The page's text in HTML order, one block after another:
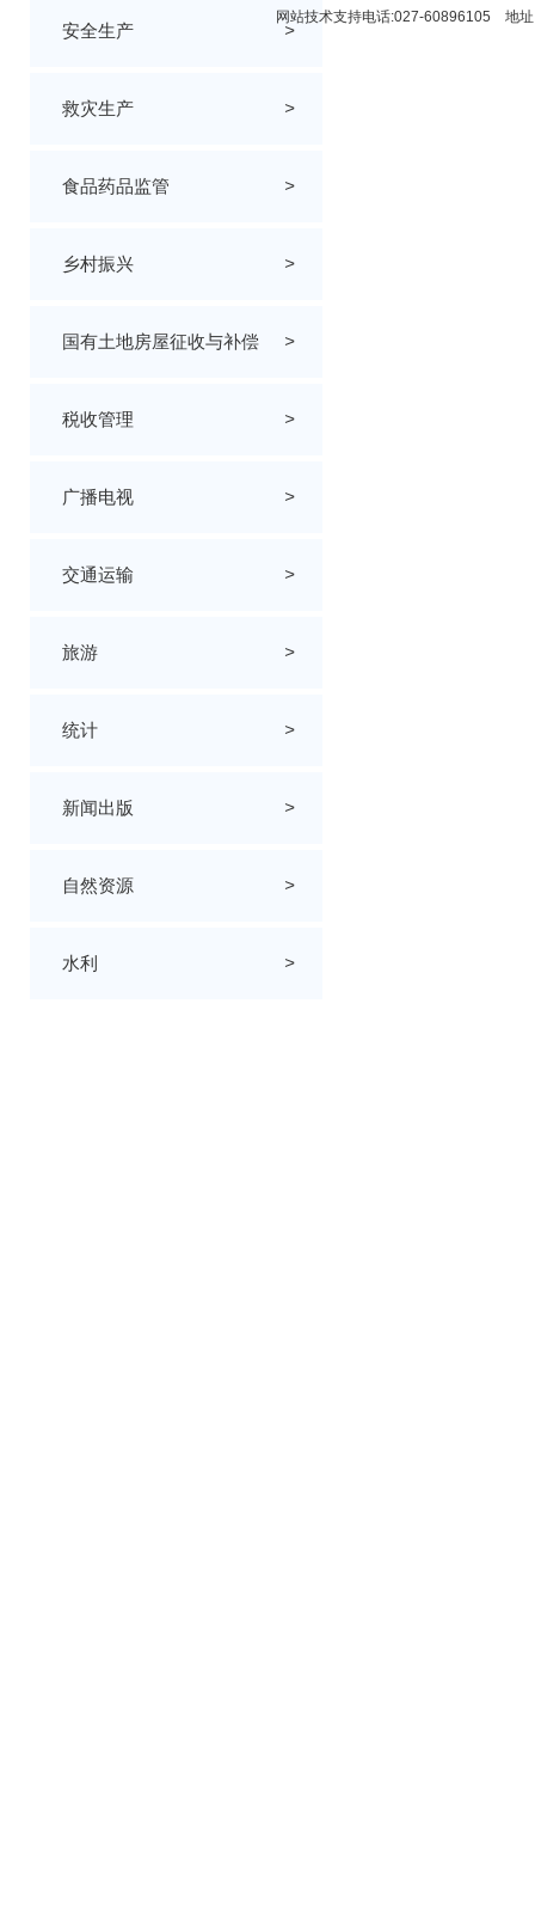
安全生产 >
救灾生产 >
食品药品监管 >
乡村振兴 >
国有土地房屋征收与补偿 >
税收管理 >
广播电视 >
交通运输 >
旅游 >
统计 >
新闻出版 >
自然资源 >
水利 >
网站技术支持电话:027-60896105 地